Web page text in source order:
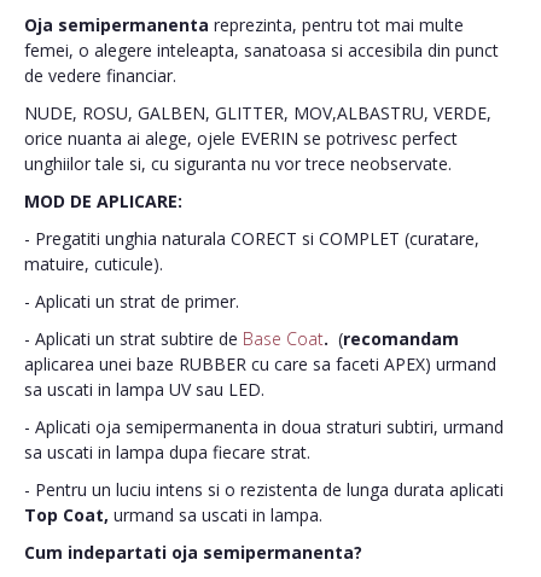
Oja semipermanenta reprezinta, pentru tot mai multe
femei, o alegere inteleapta, sanatoasa si accesibila din punct
de vedere financiar.
NUDE, ROSU, GALBEN, GLITTER, MOV,ALBASTRU, VERDE,
orice nuanta ai alege, ojele EVERIN se potrivesc perfect
unghiilor tale si, cu siguranta nu vor trece neobservate.
MOD DE APLICARE:
- Pregatiti unghia naturala CORECT si COMPLET (curatare,
matuire, cuticule).
- Aplicati un strat de primer.
- Aplicati un strat subtire de Base Coat. (recomandam
aplicarea unei baze RUBBER cu care sa faceti APEX) urmand
sa uscati in lampa UV sau LED.
- Aplicati oja semipermanenta in doua straturi subtiri, urmand
sa uscati in lampa dupa fiecare strat.
- Pentru un luciu intens si o rezistenta de lunga durata aplicati
Top Coat, urmand sa uscati in lampa.
Cum indepartati oja semipermanenta?